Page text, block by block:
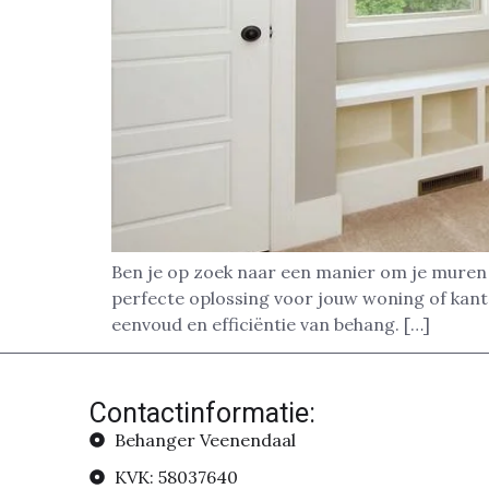
Ben je op zoek naar een manier om je
perfecte oplossing voor jouw woning of
eenvoud en efficiëntie van behang. […]
Contactinformatie:
Behanger Veenendaal
KVK: 58037640